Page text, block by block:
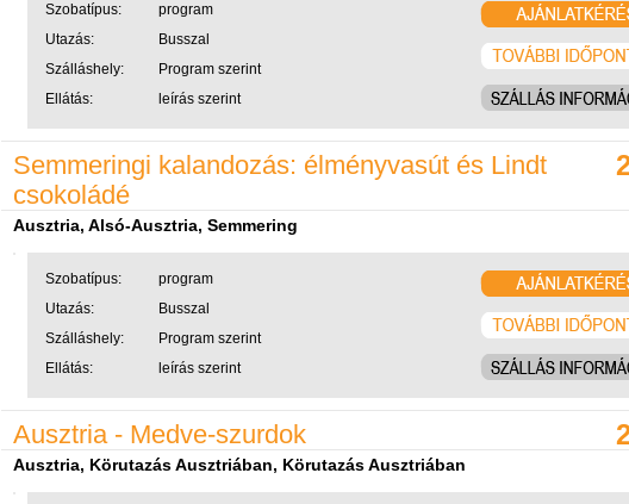
Szobatípus:
program
Utazás:
Busszal
Szálláshely:
Program szerint
Ellátás:
leírás szerint
Semmeringi kalandozás: élményvasút és Lindt
csokoládé
Ausztria, Alsó-Ausztria, Semmering
Szobatípus:
program
Utazás:
Busszal
Szálláshely:
Program szerint
Ellátás:
leírás szerint
Ausztria - Medve-szurdok
Ausztria, Körutazás Ausztriában, Körutazás Ausztriában